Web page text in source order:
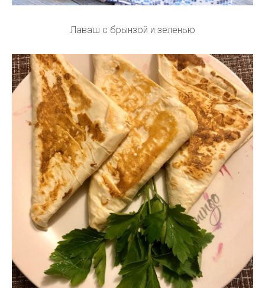
Лаваш с брынзой и зеленью